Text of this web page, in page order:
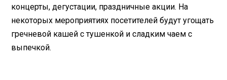
концерты, дегустации, праздничные акции. На
некоторых мероприятиях посетителей будут угощать
гречневой кашей с тушенкой и сладким чаем с
выпечкой.